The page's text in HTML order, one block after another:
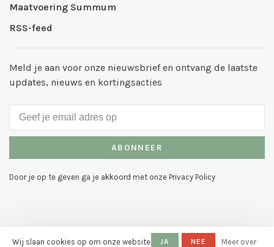
Maatvoering Summum
RSS-feed
Meld je aan voor onze nieuwsbrief en ontvang de laatste
updates, nieuws en kortingsacties
ABONNEER
Door je op te geven ga je akkoord met onze Privacy Policy
© Copyright 2026 Mode Galerie-
Wij slaan cookies op om onze website JA NEE Meer over